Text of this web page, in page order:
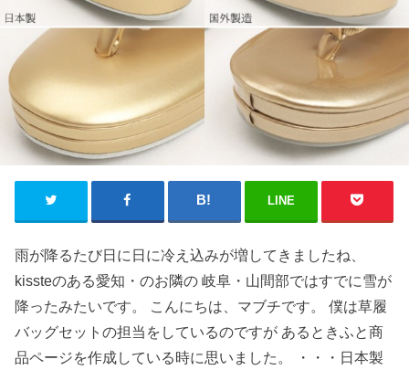
LINE
雨が降るたび日に日に冷え込みが増してきましたね、
kissteのある愛知・のお隣の 岐阜・山間部ではすでに雪が
降ったみたいです。 こんにちは、マブチです。 僕は草履
バッグセットの担当をしているのですが あるときふと商
品ページを作成している時に思いました。 ・・・日本製